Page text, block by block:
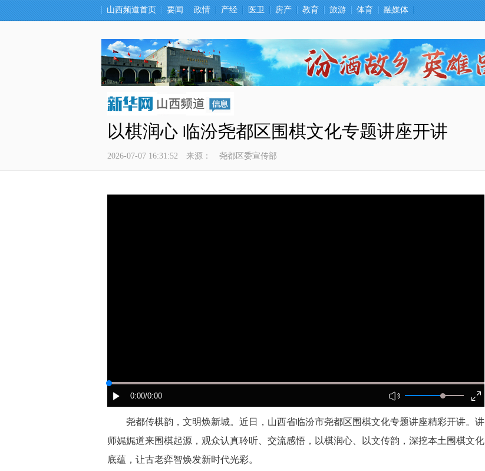
山西频道首页 要闻 政情 产经 医卫 房产 教育 旅游 体育 融媒体
以棋润心 临汾尧都区围棋文化专题讲座开讲
2026-07-07 16:31:52 来源： 尧都区委宣传部
0:00/0:00
尧都传棋韵，文明焕新城。近日，山西省临汾市尧都区围棋文化专题讲座精彩开讲。讲
师娓娓道来围棋起源，观众认真聆听、交流感悟，以棋润心、以文传韵，深挖本土围棋文化
底蕴，让古老弈智焕发新时代光彩。